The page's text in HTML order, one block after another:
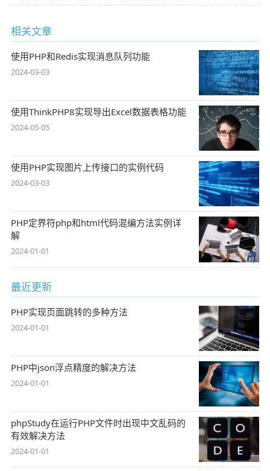
相关文章
使用PHP和Redis实现消息队列功能
2024-03-03
使用ThinkPHP8实现导出Excel数据表格功能
2024-05-05
使用PHP实现图片上传接口的实例代码
2024-03-03
PHP定界符php和html代码混编方法实例详
解
2024-01-01
最近更新
PHP实现页面跳转的多种方法
2024-01-01
PHP中json浮点精度的解决方法
2024-01-01
phpStudy在运行PHP文件时出现中文乱码的
有效解决方法
2024-01-01